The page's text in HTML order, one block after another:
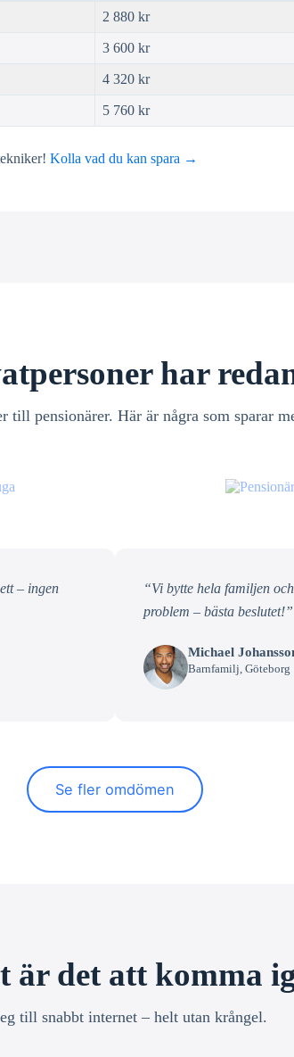
2 880 kr
3 600 kr
4 320 kr
5 760 kr
Kolla vad du kan spara →
har
till pensionärer. Här är några som sparar
– ingen
“Vi bytte hela familjen
problem – bästa beslutet!”
Michael
Barnfamilj, Göteborg
Se fler omdömen
är det att komma
till snabbt internet – helt utan krångel.